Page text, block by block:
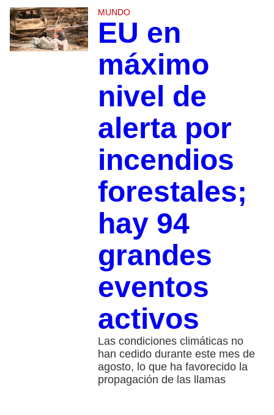
MUNDO
EU en
máximo
nivel de
alerta por
incendios
forestales;
hay 94
grandes
eventos
activos
Las condiciones climáticas no
han cedido durante este mes de
agosto, lo que ha favorecido la
propagación de las llamas